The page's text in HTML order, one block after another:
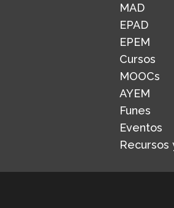
MAD
EPAD
EPEM
Cursos
MOOCs
AYEM
Funes
Eventos
Recursos